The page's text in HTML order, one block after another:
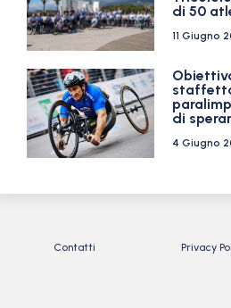
di 50
11 Giugno
di
4 Giugno
Contatti Privacy